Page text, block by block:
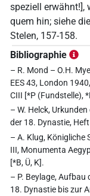
speziell erwähnt!],
quem hin; siehe
Stelen, 157-158.
Bibliographie
– R. Mond – O.H.
EES 43, London
CIII [*P (Fundstelle),
– W. Helck,
der 18. Dynastie,
– A. Klug, Königliche
III, Monumenta
[*B, Ü, K].
– P. Beylage,
18. Dynastie bis zur